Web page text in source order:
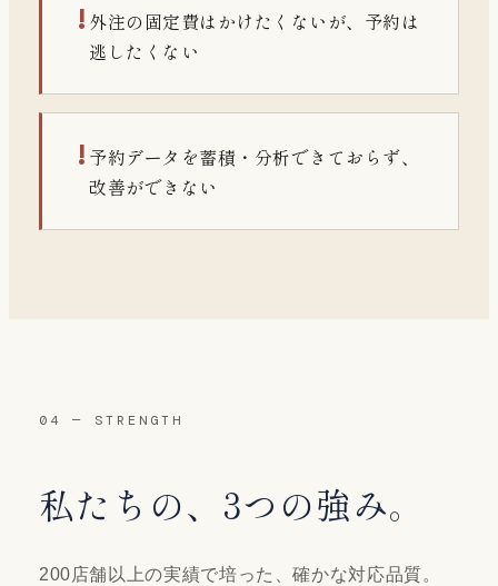
! 外注の固定費はかけたくないが、予約は
逃したくない
! 予約データを蓄積・分析できておらず、
改善ができない
04 — STRENGTH
私たちの、3つの強み。
200店舗以上の実績で培った、確かな対応品質。